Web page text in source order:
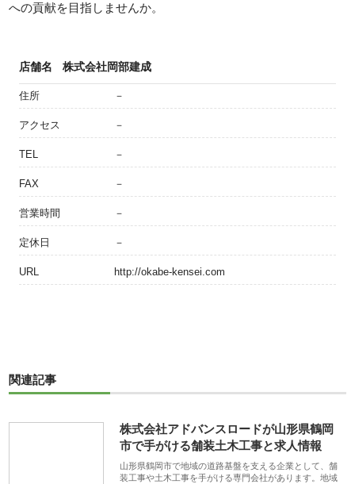
への貢献を目指しませんか。
店舗名 株式会社岡部建成
住所 －
アクセス －
TEL －
FAX －
営業時間 －
定休日 －
URL http://okabe-kensei.com
関連記事
株式会社アドバンスロードが山形県鶴岡
市で手がける舗装土木工事と求人情報
山形県鶴岡市で地域の道路基盤を支える企業として、舗
装工事や土木工事を手がける専門会社があります。地域